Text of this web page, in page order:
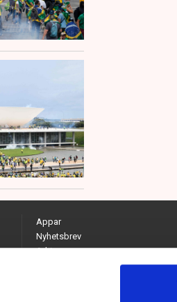
Appar
Nyhetsbrev
Arkiv
Kontakta redaktionen